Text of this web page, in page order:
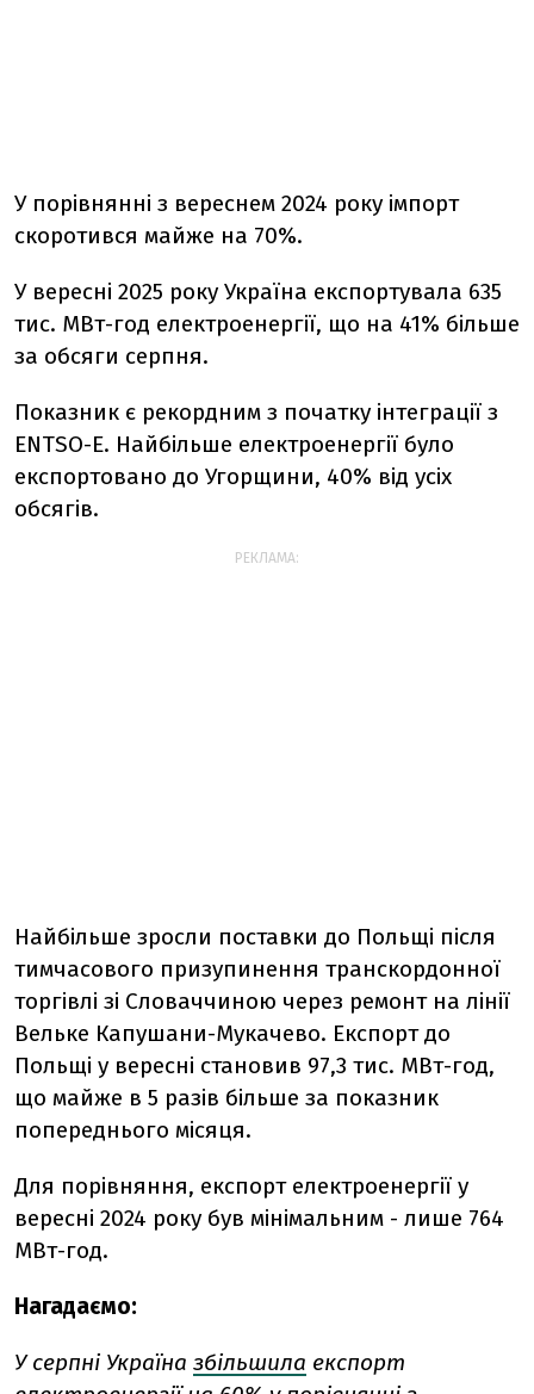
У порівнянні з вереснем 2024 року імпорт
скоротився майже на 70%.
У вересні 2025 року Україна експортувала 635
тис. МВт-год електроенергії, що на 41% більше
за обсяги серпня.
Показник є рекордним з початку інтеграції з
ENTSO-E. Найбільше електроенергії було
експортовано до Угорщини, 40% від усіх
обсягів.
РЕКЛАМА:
Найбільше зросли поставки до Польщі після
тимчасового призупинення транскордонної
торгівлі зі Словаччиною через ремонт на лінії
Вельке Капушани-Мукачево. Експорт до
Польщі у вересні становив 97,3 тис. МВт-год,
що майже в 5 разів більше за показник
попереднього місяця.
Для порівняння, експорт електроенергії у
вересні 2024 року був мінімальним - лише 764
МВт-год.
Нагадаємо:
У серпні Україна збільшила експорт